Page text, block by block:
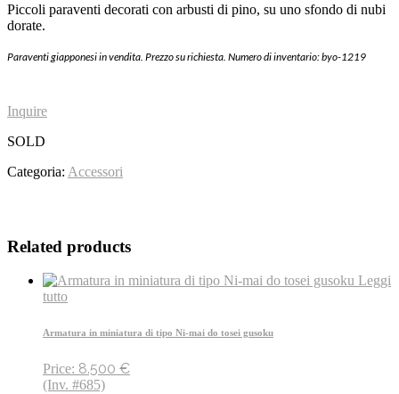
Piccoli paraventi decorati con arbusti di pino, su uno sfondo di nubi
dorate.
Paraventi giapponesi in vendita. Prezzo su richiesta. Numero di inventario: byo-1219
Inquire
SOLD
Categoria: Accessori
Related products
Leggi
tutto
Armatura in miniatura di tipo Ni-mai do tosei gusoku
Price: 8.500 €
(Inv. #685)